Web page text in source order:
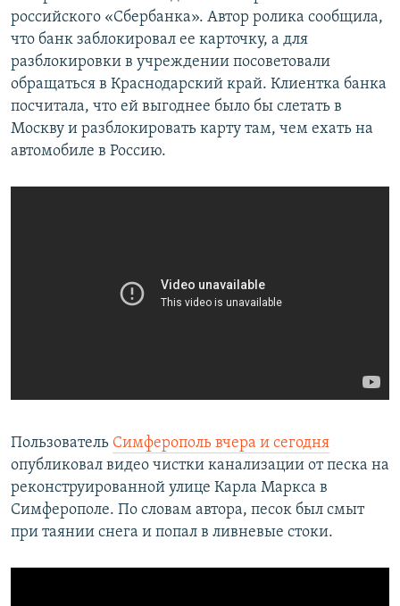
российского «Сбербанка». Автор ролика сообщила,
что банк заблокировал ее карточку, а для
разблокировки в учреждении посоветовали
обращаться в Краснодарский край. Клиентка банка
посчитала, что ей выгоднее было бы слетать в
Москву и разблокировать карту там, чем ехать на
автомобиле в Россию.
Пользователь Симферополь вчера и сегодня
опубликовал видео чистки канализации от песка на
реконструированной улице Карла Маркса в
Симферополе. По словам автора, песок был смыт
при таянии снега и попал в ливневые стоки.